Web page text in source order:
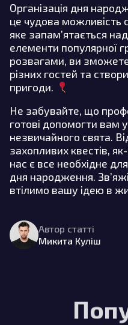
Організація дня
це чудова можливість
яке запам’ятається
елементи популярної
розвагами, ви
різних гостей та
пригоди.
Не забувайте, що
готові допомогти вам у
незвичайного свята.
захопливих квестів,
нас є все необхідне
дня народження.
втілимо вашу ідею в
Автор статті
Микита Куліш